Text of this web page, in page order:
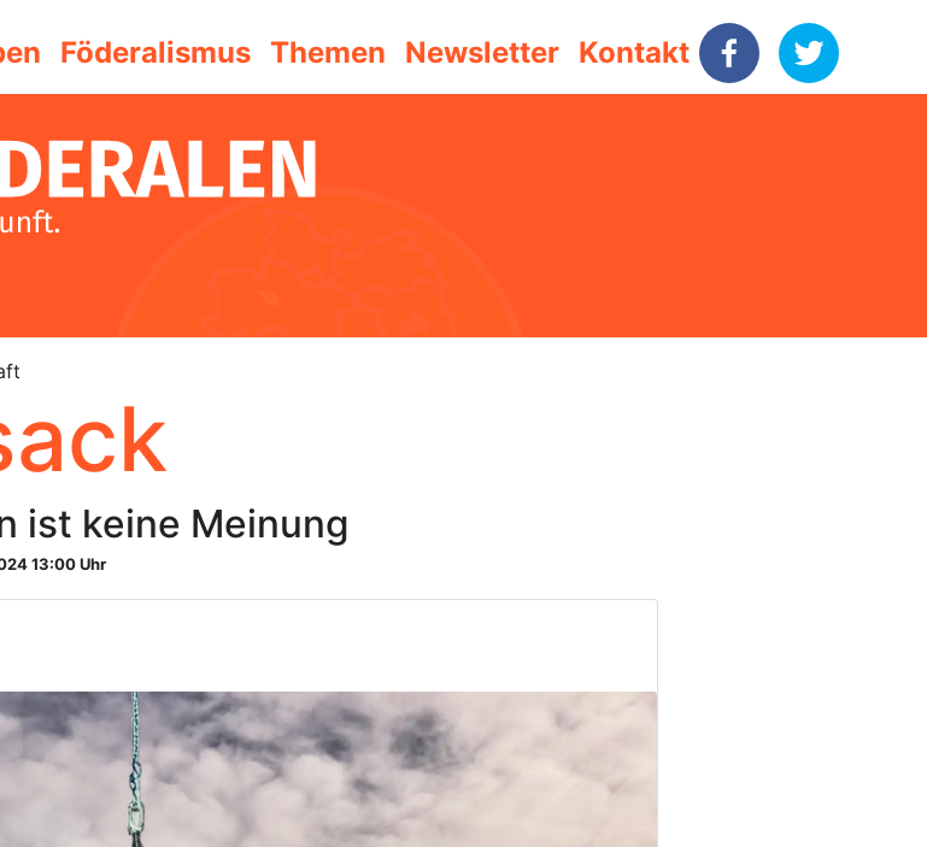
Föderalismus Themen Newsletter Kontakt
ist keine Meinung
13:00 Uhr